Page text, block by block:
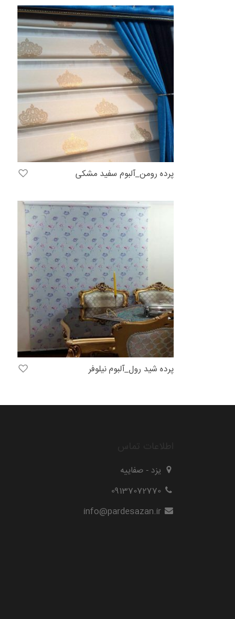
پرده رومن_آلبوم سفید مشکی
پرده شید رول_آلبوم نیلوفر
یزد - صفاییه
09137072770
info@pardesazan.ir